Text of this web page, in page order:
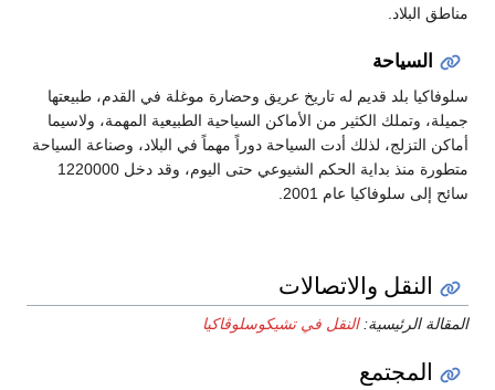
مناطق البلاد.
السياحة
سلوفاكيا بلد قديم له تاريخ عريق وحضارة موغلة في القدم، طبيعتها
جميلة، وتملك الكثير من الأماكن السياحية الطبيعية المهمة، ولاسيما
أماكن التزلج، لذلك أدت السياحة دوراً مهماً في البلاد، وصناعة السياحة
متطورة منذ بداية الحكم الشيوعي حتى اليوم، وقد دخل 1220000
سائح إلى سلوفاكيا عام 2001.
النقل والاتصالات
المقالة الرئيسية:النقل في تشيكوسلوڤاكيا
المجتمع